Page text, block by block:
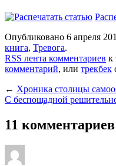
Опубликовано 6 апреля
книга, Тревога.
RSS лента комментариев к
комментарий, или трекбек
← Хроника столицы
С беспощадной
11 комментариев